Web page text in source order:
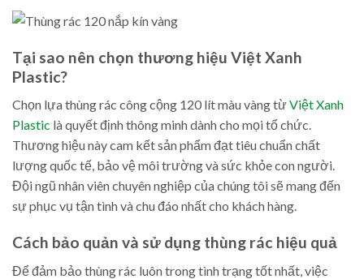
Tại sao nên chọn thương hiệu Việt Xanh
Plastic?
Chọn lựa thùng rác công cộng 120 lít màu vàng từViệt Xanh
Plastic là quyết định thông minh dành cho mọi tổ chức.
Thương hiệu này cam kết sản phẩm đạt tiêu chuẩn chất
lượng quốc tế, bảo vệ môi trường và sức khỏe con người.
Đội ngũ nhân viên chuyên nghiệp của chúng tôi sẽ mang đến
sự phục vụ tận tình và chu đáo nhất cho khách hàng.
Cách bảo quản và sử dụng thùng rác hiệu quả
Để đảm bảo thùng rác luôn trong tình trạng tốt nhất, việc